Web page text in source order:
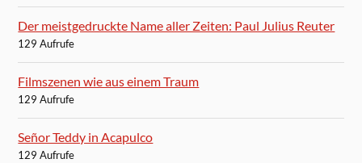
Der meistgedruckte Name aller Zeiten: Paul Julius Reuter
129 Aufrufe
Filmszenen wie aus einem Traum
129 Aufrufe
Señor Teddy in Acapulco
129 Aufrufe